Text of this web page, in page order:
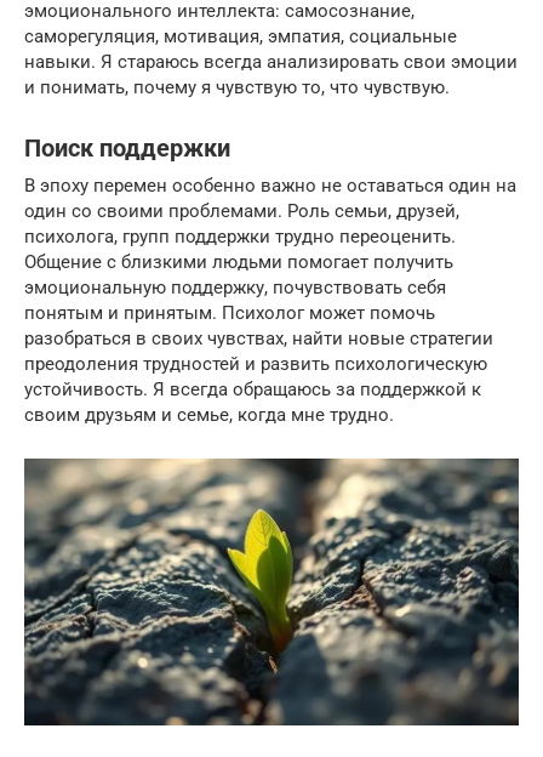
эмоционального интеллекта: самосознание,
саморегуляция, мотивация, эмпатия, социальные
навыки. Я стараюсь всегда анализировать свои эмоции
и понимать, почему я чувствую то, что чувствую.
Поиск поддержки
В эпоху перемен особенно важно не оставаться один на
один со своими проблемами. Роль семьи, друзей,
психолога, групп поддержки трудно переоценить.
Общение с близкими людьми помогает получить
эмоциональную поддержку, почувствовать себя
понятым и принятым. Психолог может помочь
разобраться в своих чувствах, найти новые стратегии
преодоления трудностей и развить психологическую
устойчивость. Я всегда обращаюсь за поддержкой к
своим друзьям и семье, когда мне трудно.